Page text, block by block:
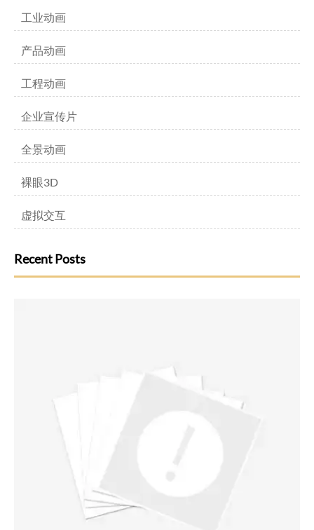
工业动画
产品动画
工程动画
企业宣传片
全景动画
裸眼3D
虚拟交互
Recent Posts